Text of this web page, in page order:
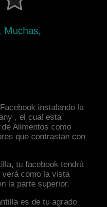
Muchas,
instalando la
, el cual esta
Alimentos como
que contrastan con
tu facebook tendrá
verá como la vista
la parte superior.
es de tu agrado